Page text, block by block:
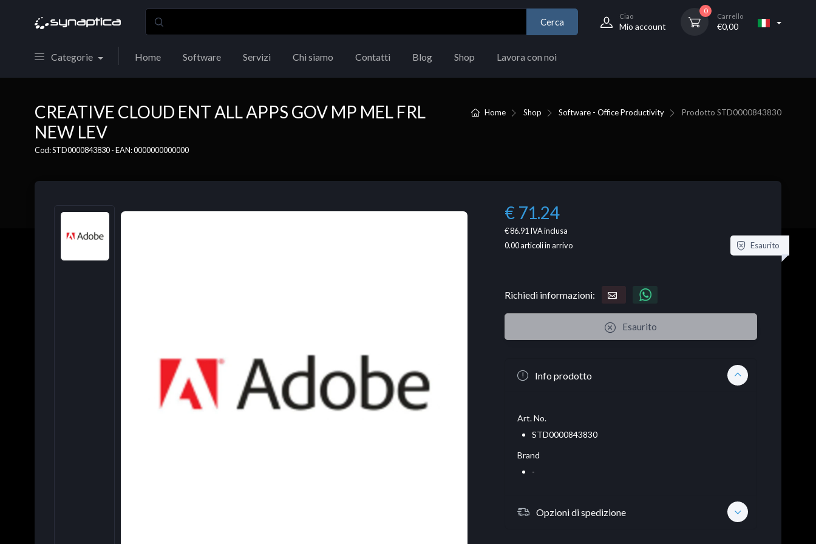
Cerca
Ciao
Mio account
0
Carrello
€0,00
Categorie Home Software Servizi Chi siamo Contatti Blog Shop Lavora con noi
Home Shop Software - Office Productivity Prodotto STD0000843830
CREATIVE CLOUD ENT ALL APPS GOV MP MEL FRL
NEW LEV
Cod: STD0000843830 - EAN: 0000000000000
€ 71.24
€ 86.91 IVA inclusa
0.00articoli in arrivo Esaurito
Richiedi informazioni:
Esaurito
Info prodotto
Art. No.
STD0000843830
Brand
-
Opzioni di spedizione